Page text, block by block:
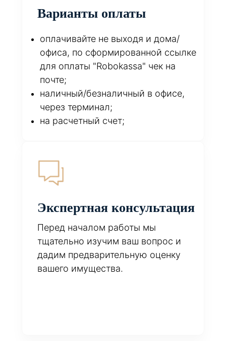
Варианты оплаты
оплачивайте не выходя и дома/
офиса, по сформированной ссылке
для оплаты "Robokassa" чек на
почте;
наличный/безналичный в офисе,
через терминал;
на расчетный счет;
Экспертная консультация
Перед началом работы мы
тщательно изучим ваш вопрос и
дадим предварительную оценку
вашего имущества.